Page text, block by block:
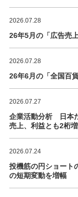
2026.07.28
26年5月の「広告売
2026.07.28
26年6月の「全国百
2026.07.27
企業活動分析 日本
売上、利益とも2桁
2026.07.24
投機筋の円ショート
の短期変動を増幅